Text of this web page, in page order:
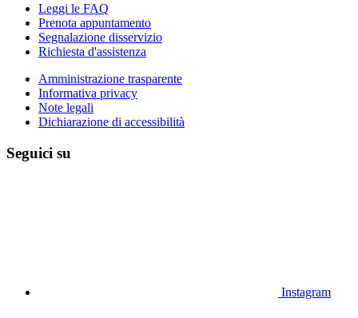
Leggi le FAQ
Prenota appuntamento
Segnalazione disservizio
Richiesta d'assistenza
Amministrazione trasparente
Informativa privacy
Note legali
Dichiarazione di accessibilità
Seguici su
Instagram